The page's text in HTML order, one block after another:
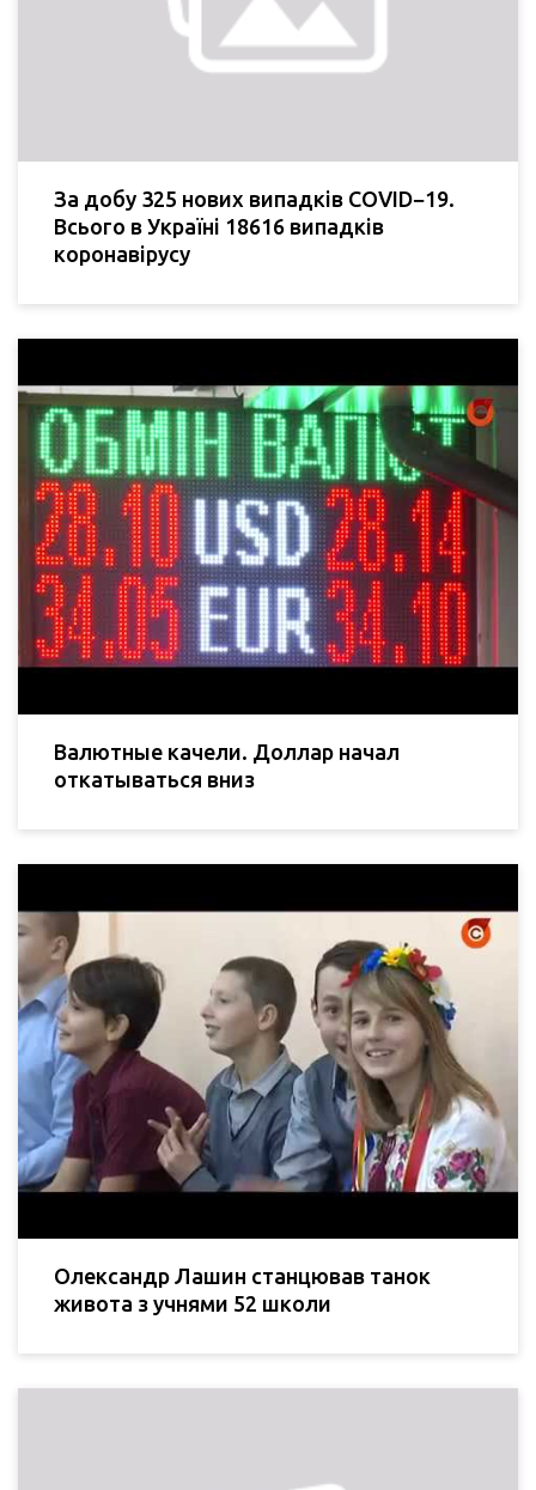
За добу 325 нових випадків COVID−19.
Всього в Україні 18616 випадків
коронавірусу
Валютные качели. Доллар начал
откатываться вниз
Олександр Лашин станцював танок
живота з учнями 52 школи